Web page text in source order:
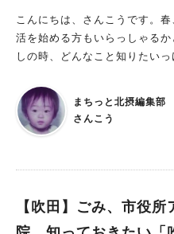
こんにちは、さんこうです。
活を始める方もいらっしゃる
しの時、どんなこと知りたい
ごみ捨て、実は４月から回収
ー病院。やっぱり近所にどん
い。 ーグルメ、ショッピング情報は
まちっと北摂編集部
さんこう
【吹田】ごみ、市役